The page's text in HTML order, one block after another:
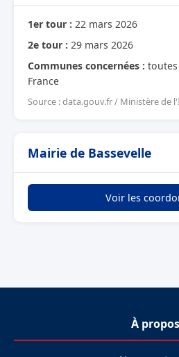
1er tour : 22 mars 2026
2e tour : 29 mars 2026
Communes concernées :
France
Source : data.gouv.fr / Ministère de
Mairie de Bassevelle
Voir les
À propos